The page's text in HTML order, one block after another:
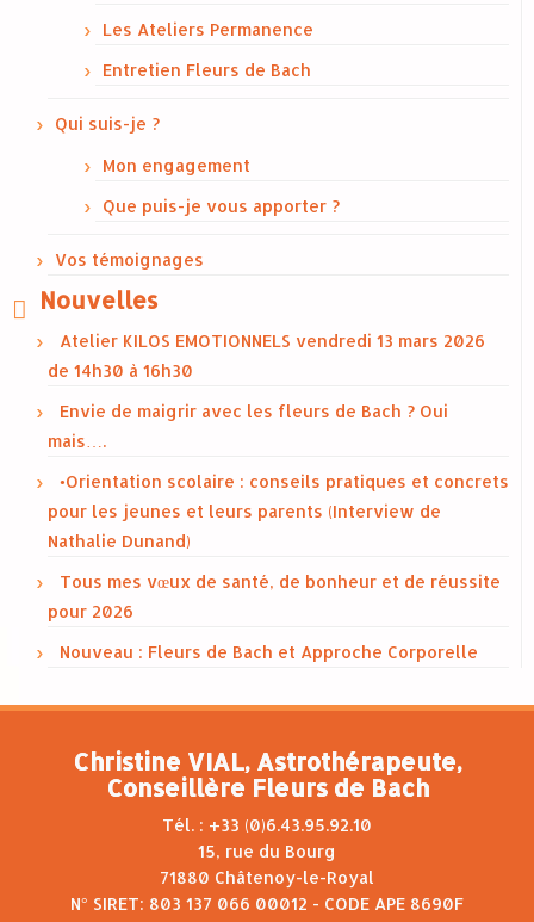
Les Ateliers Permanence
Entretien Fleurs de Bach
Qui suis-je ?
Mon engagement
Que puis-je vous apporter ?
Vos témoignages
Nouvelles
Atelier KILOS EMOTIONNELS vendredi 13 mars 2026
de 14h30 à 16h30
Envie de maigrir avec les fleurs de Bach ? Oui
mais….
•Orientation scolaire : conseils pratiques et concrets
pour les jeunes et leurs parents (Interview de
Nathalie Dunand)
Tous mes vœux de santé, de bonheur et de réussite
pour 2026
Nouveau : Fleurs de Bach et Approche Corporelle
Christine VIAL, Astrothérapeute,
Conseillère Fleurs de Bach
Tél. : +33 (0)6.43.95.92.10
15, rue du Bourg
71880 Châtenoy-le-Royal
N° SIRET: 803 137 066 00012 - CODE APE 8690F